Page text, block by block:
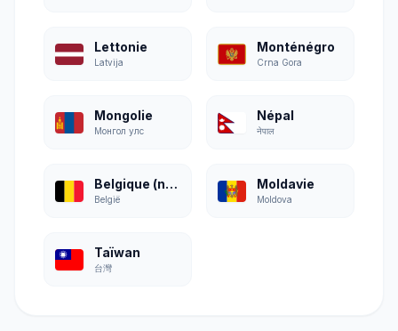
Lettonie
Latvija
Monténégro
Crna Gora
Mongolie
Монгол улс
Népal
नेपाल
Belgique (néerlandais)
België
Moldavie
Moldova
Taïwan
台灣